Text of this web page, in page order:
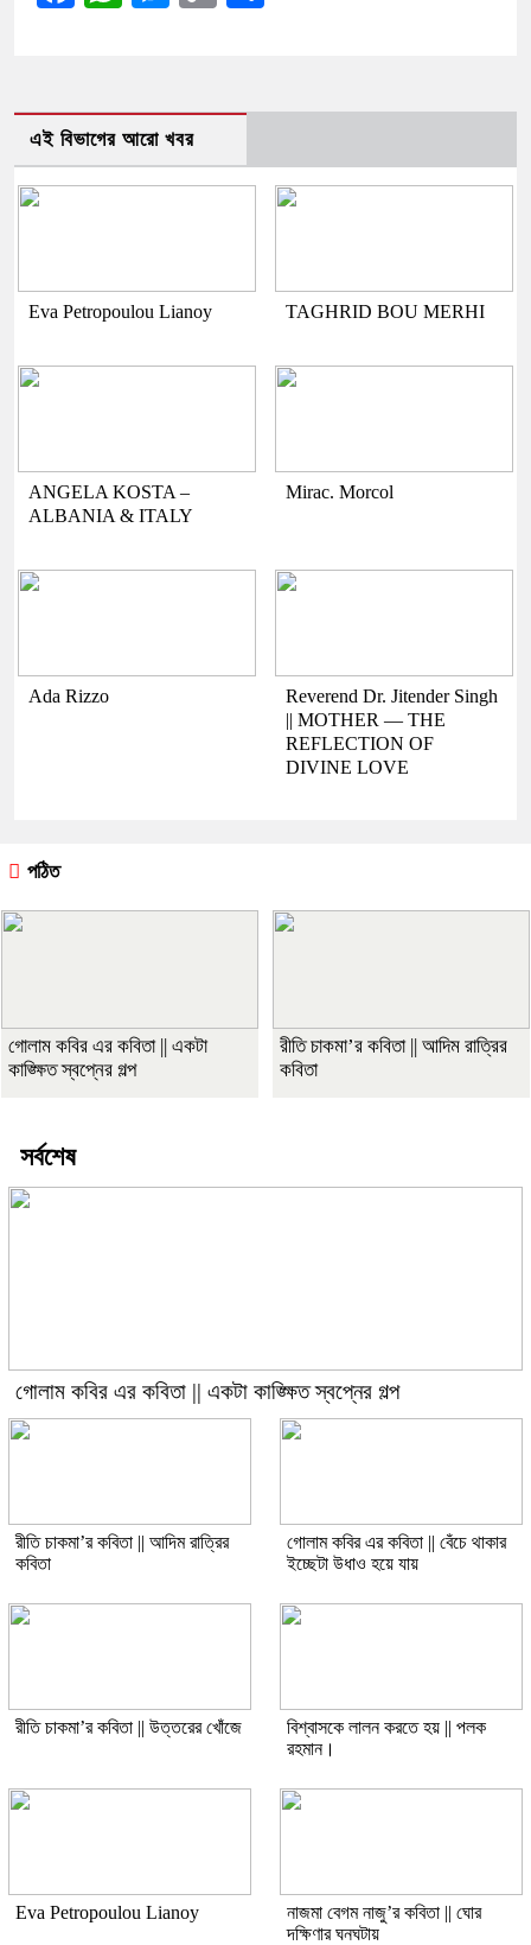
এই বিভাগের আরো খবর
Eva Petropoulou Lianoy TAGHRID BOU MERHI
ANGELA KOSTA –
ALBANIA & ITALY
Mirac. Morcol
Ada Rizzo
Reverend Dr. Jitender Singh
|| MOTHER — THE
REFLECTION OF
DIVINE LOVE
পঠিত
গোলাম কবির এর কবিতা || একটা
কাঙ্ক্ষিত স্বপ্নের গল্প
রীতি চাকমা’র কবিতা || আদিম রাত্রির
কবিতা
সর্বশেষ
গোলাম কবির এর কবিতা || একটা কাঙ্ক্ষিত স্বপ্নের গল্প
রীতি চাকমা’র কবিতা || আদিম রাত্রির
কবিতা
গোলাম কবির এর কবিতা || বেঁচে থাকার
ইচ্ছেটা উধাও হয়ে যায়
রীতি চাকমা’র কবিতা || উত্তরের খোঁজে
বিশ্বাসকে লালন করতে হয় || পলক
রহমান।
Eva Petropoulou Lianoy
নাজমা বেগম নাজু’র কবিতা || ঘোর
দক্ষিণার ঘনঘটায়